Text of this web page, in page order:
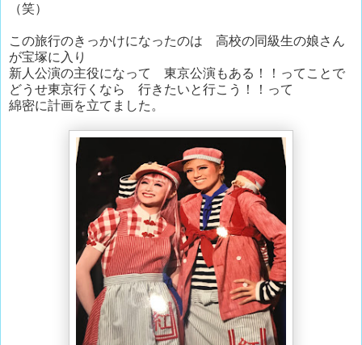
（笑）
この旅行のきっかけになったのは 高校の同級生の娘さん
が宝塚に入り
新人公演の主役になって 東京公演もある！！ってことで
どうせ東京行くなら 行きたいと行こう！！って
綿密に計画を立てました。